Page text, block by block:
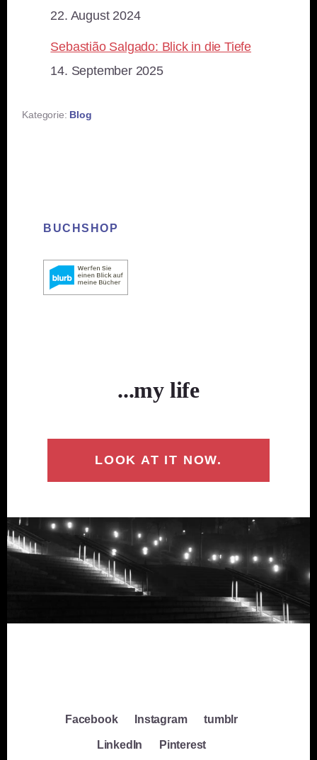
Datum
22. August 2024
Sebastião Salgado: Blick in die Tiefe
Datum
14. September 2025
Kategorie: Blog
BUCHSHOP
...my life
LOOK AT IT NOW.
Facebook Instagram tumblr
LinkedIn Pinterest